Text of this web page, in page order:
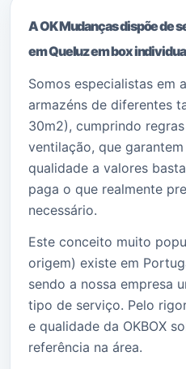
A OK Mudanças dispõe de
em Queluz em box
Somos especialistas em
armazéns de diferentes
30m2), cumprindo
ventilação, que
qualidade a valores
paga o que realmente
necessário.
Este conceito muito
origem) existe em
sendo a nossa empresa
tipo de serviço. Pelo
e qualidade da OKBOX
referência na área.